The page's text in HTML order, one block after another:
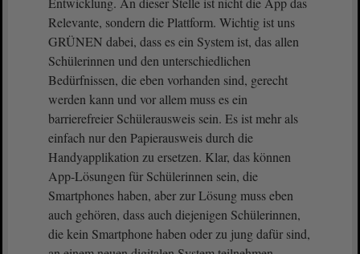
Relevante, sondern die Plattform. Wichtig ist uns
GRÜNEN dabei, dass es ein System ist, das allen
Schülerinnen und den unterschiedlichen
Bedürfnissen, die eben vorhanden sind, gerecht
werden kann und vor allem muss es ein
barrierefreier Schülerausweis sein. Es ist mehr als
einfach nur den Papierausweis durch die
Handyapplikation zu ersetzen. Klar, das können
App-Lösungen für Schülerinnen sein, die
Smartphones haben, aber zur Lösung muss eben
auch gehören, dass auch diejenigen Schülerinnen,
die kein Smartphone haben oder zu jung dafür sind,